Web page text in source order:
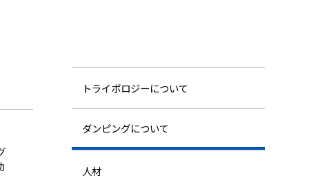
株主・投資家情報
トライボロジーについて
ダンピングについて
人材